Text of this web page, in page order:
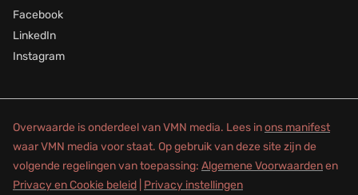
Facebook
LinkedIn
Instagram
Overwaarde is onderdeel van VMN media. Lees inons manifest
waar VMN media voor staat. Op gebruik van deze site zijn de
volgende regelingen van toepassing: Algemene Voorwaardenen
Privacy en Cookie beleid Privacy instellingen